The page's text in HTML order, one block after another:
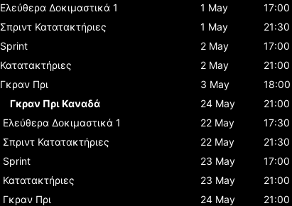
Ελεύθερα Δοκιμαστικά 1 1 May
17:00
Σπριντ Κατατακτήριες 1 May
21:30
Sprint 2 May
17:00
Κατατακτήριες 2 May
21:00
Γκραν Πρι 3 May
18:00
Γκραν Πρι Καναδά
24 May
21:00
Ελεύθερα Δοκιμαστικά 1 22 May
17:30
Σπριντ Κατατακτήριες 22 May
21:30
Sprint 23 May
17:00
Κατατακτήριες 23 May
21:00
Γκραν Πρι 24 May
21:00